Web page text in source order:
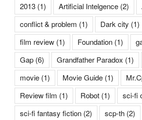
2013 (1) Artificial Intelgence (2)
conflict & problem (1) Dark city (1)
film review (1) Foundation (1)
Gap (6) Grandfather Paradox (1)
movie (1) Movie Guide (1)
Review film (1) Robot (1) sci-fi
sci-fi fantasy fiction (2) scp-th (2)